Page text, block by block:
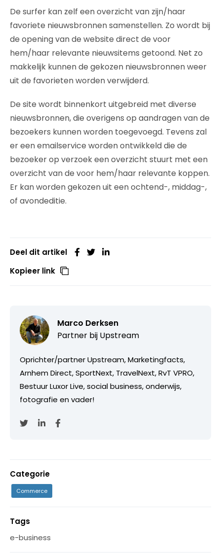
De surfer kan zelf een overzicht van zijn/haar
favoriete nieuwsbronnen samenstellen. Zo wordt bij
de opening van de website direct de voor
hem/haar relevante nieuwsitems getoond. Net zo
makkelijk kunnen de gekozen nieuwsbronnen weer
uit de favorieten worden verwijderd.
De site wordt binnenkort uitgebreid met diverse
nieuwsbronnen, die overigens op aandragen van de
bezoekers kunnen worden toegevoegd. Tevens zal
er een emailservice worden ontwikkeld die de
bezoeker op verzoek een overzicht stuurt met een
overzicht van de voor hem/haar relevante koppen.
Er kan worden gekozen uit een ochtend-, middag-,
of avondeditie.
Deel dit artikel
Kopieer link
Marco Derksen
Partner bij Upstream
Oprichter/partner Upstream, Marketingfacts,
Arnhem Direct, SportNext, TravelNext, RvT VPRO,
Bestuur Luxor Live, social business, onderwijs,
fotografie en vader!
Categorie
Commerce
Tags
e-business